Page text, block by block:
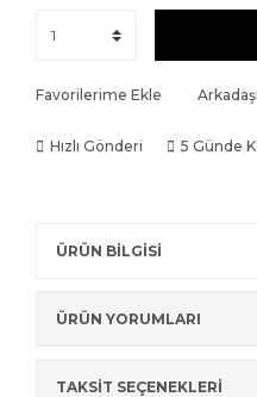
Favorilerime Ekle
Hızlı Gönderi 5 Günde
ÜRÜN BİLGİSİ
ÜRÜN YORUMLARI
TAKSİT SEÇENEKLERİ